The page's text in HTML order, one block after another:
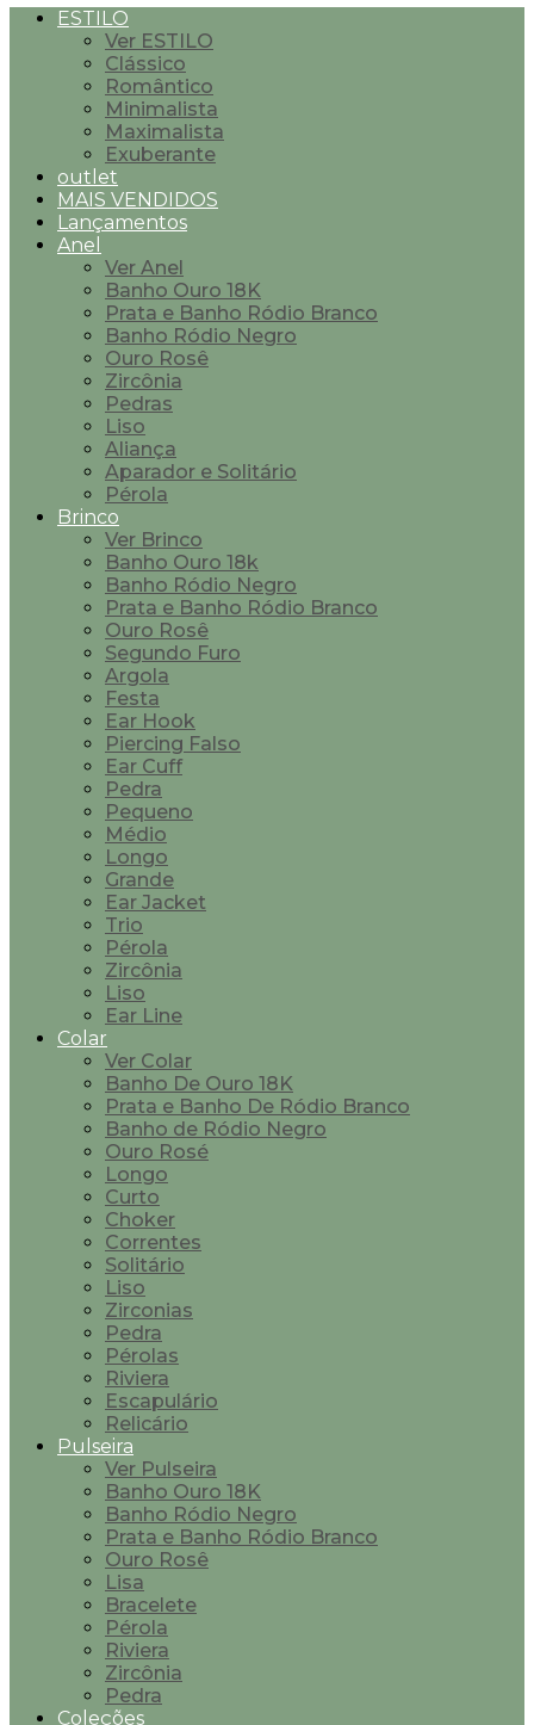
ESTILO
Ver ESTILO
Clássico
Romântico
Minimalista
Maximalista
Exuberante
outlet
MAIS VENDIDOS
Lançamentos
Anel
Ver Anel
Banho Ouro 18K
Prata e Banho Ródio Branco
Banho Ródio Negro
Ouro Rosê
Zircônia
Pedras
Liso
Aliança
Aparador e Solitário
Pérola
Brinco
Ver Brinco
Banho Ouro 18k
Banho Ródio Negro
Prata e Banho Ródio Branco
Ouro Rosê
Segundo Furo
Argola
Festa
Ear Hook
Piercing Falso
Ear Cuff
Pedra
Pequeno
Médio
Longo
Grande
Ear Jacket
Trio
Pérola
Zircônia
Liso
Ear Line
Colar
Ver Colar
Banho De Ouro 18K
Prata e Banho De Ródio Branco
Banho de Ródio Negro
Ouro Rosé
Longo
Curto
Choker
Correntes
Solitário
Liso
Zirconias
Pedra
Pérolas
Riviera
Escapulário
Relicário
Pulseira
Ver Pulseira
Banho Ouro 18K
Banho Ródio Negro
Prata e Banho Ródio Branco
Ouro Rosê
Lisa
Bracelete
Pérola
Riviera
Zircônia
Pedra
Coleções